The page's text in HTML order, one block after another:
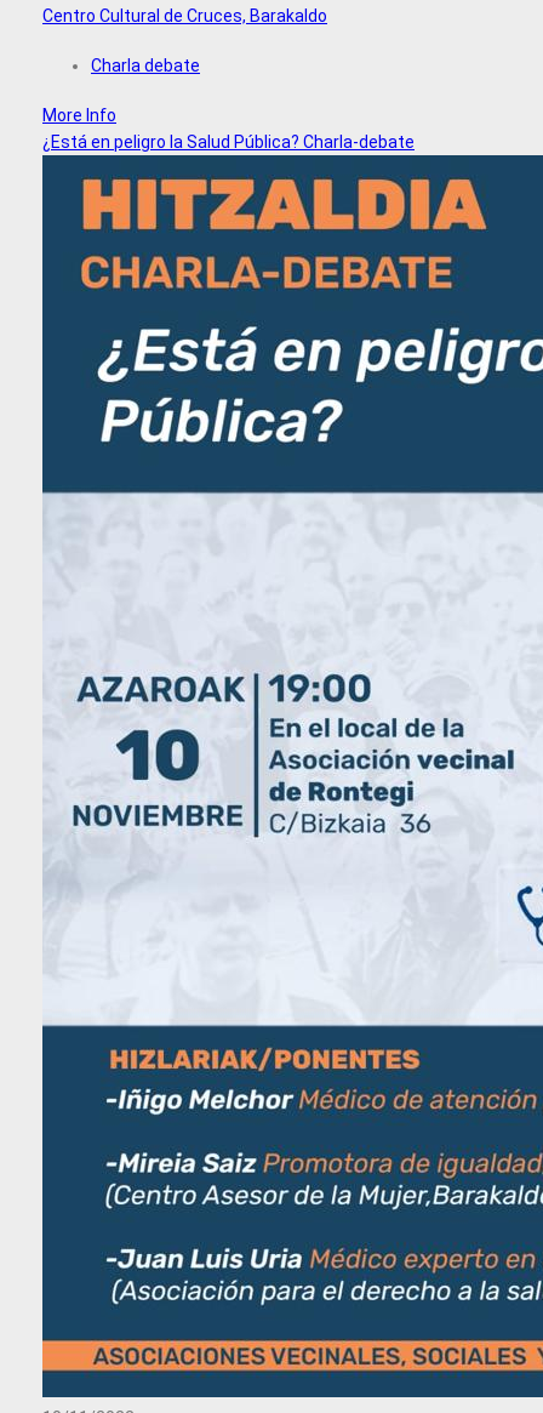
Centro Cultural de Cruces, Barakaldo
Charla debate
More Info
¿Está en peligro la Salud Pública? Charla-debate